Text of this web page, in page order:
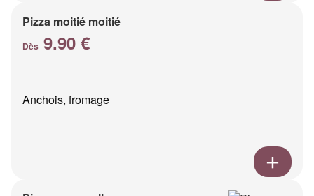
Pizza moitié moitié
Dès 9.90 €
Anchois, fromage